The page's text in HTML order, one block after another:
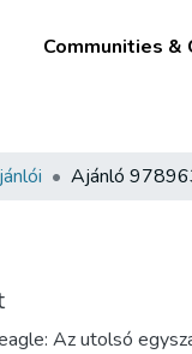
Communities
Ajánló
Az utolsó